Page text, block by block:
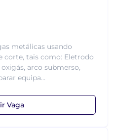
metálicas usando
corte, tais como: Eletrodo
arco submerso,
equipa...
Vaga